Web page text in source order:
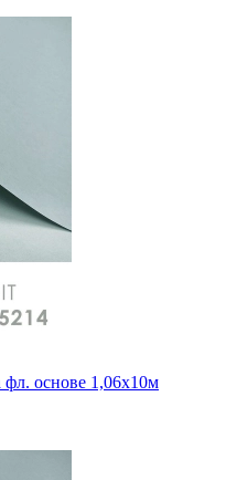
основе 1,06х10м